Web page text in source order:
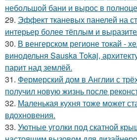
небольшой бани и вырос в
29. Эффект тканевых панелей на
интерьер более тёплым и
30. В венгерском регионе токай -
винодельня Sauska Tokaj,
парит над землёй.
31. Фермерский дом в Англии с
получил новую жизнь после
32. Маленькая кухня тоже может
вдохновения.
33. Уютные уголки под скатной